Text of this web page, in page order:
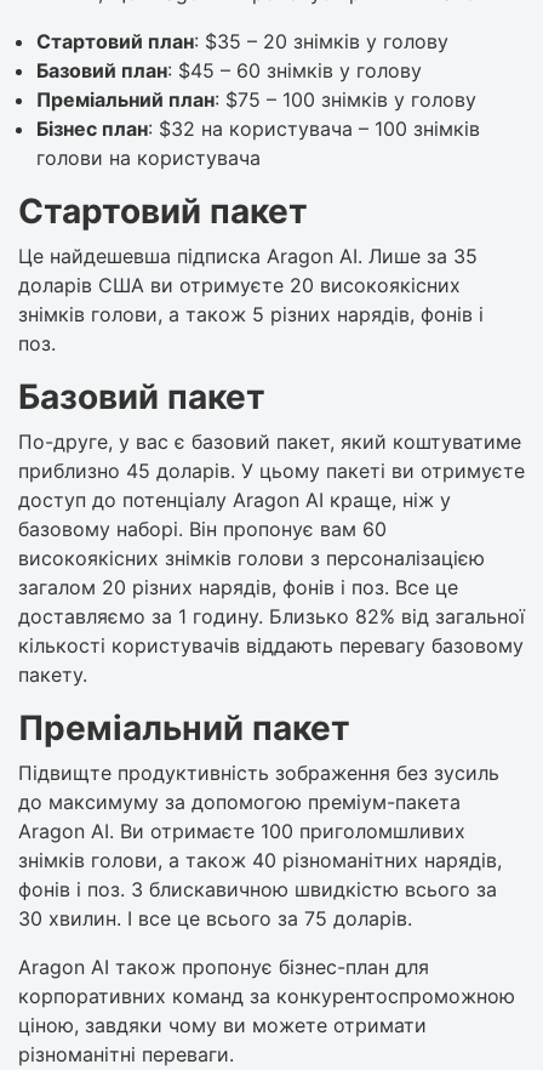
Стартовий план: $35 – 20 знімків у голову
Базовий план: $45 – 60 знімків у голову
Преміальний план: $75 – 100 знімків у голову
Бізнес план: $32 на користувача – 100 знімків
голови на користувача
Стартовий пакет
Це найдешевша підписка Aragon AI. Лише за 35
доларів США ви отримуєте 20 високоякісних
знімків голови, а також 5 різних нарядів, фонів і
поз.
Базовий пакет
По-друге, у вас є базовий пакет, який коштуватиме
приблизно 45 доларів. У цьому пакеті ви отримуєте
доступ до потенціалу Aragon AI краще, ніж у
базовому наборі. Він пропонує вам 60
високоякісних знімків голови з персоналізацією
загалом 20 різних нарядів, фонів і поз. Все це
доставляємо за 1 годину. Близько 82% від загальної
кількості користувачів віддають перевагу базовому
пакету.
Преміальний пакет
Підвищте продуктивність зображення без зусиль
до максимуму за допомогою преміум-пакета
Aragon AI. Ви отримаєте 100 приголомшливих
знімків голови, а також 40 різноманітних нарядів,
фонів і поз. З блискавичною швидкістю всього за
30 хвилин. І все це всього за 75 доларів.
Aragon AI також пропонує бізнес-план для
корпоративних команд за конкурентоспроможною
ціною, завдяки чому ви можете отримати
різноманітні переваги.